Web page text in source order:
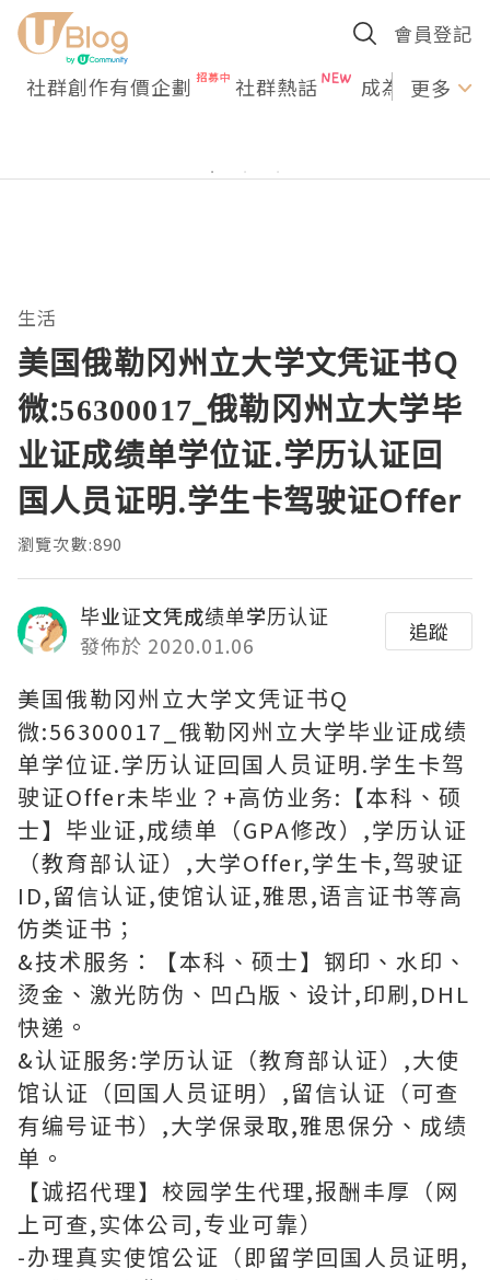
會員登記
社群創作有價企劃 社群熱話 成為U更多
生活
美国俄勒冈州立大学文凭证书Q
微:56300017_俄勒冈州立大学毕
业证成绩单学位证.学历认证回
国人员证明.学生卡驾驶证Offer
瀏覽次數:890
毕业证文凭成绩单学历认证
發佈於 2020.01.06
追蹤
美国俄勒冈州立大学文凭证书Q
微:56300017_俄勒冈州立大学毕业证成绩
单学位证.学历认证回国人员证明.学生卡驾
驶证Offer未毕业？+高仿业务:【本科、硕
士】毕业证,成绩单（GPA修改）,学历认证
（教育部认证）,大学Offer,学生卡,驾驶证
ID,留信认证,使馆认证,雅思,语言证书等高
仿类证书；
&技术服务：【本科、硕士】钢印、水印、
烫金、激光防伪、凹凸版、设计,印刷,DHL
快递。
&认证服务:学历认证（教育部认证）,大使
馆认证（回国人员证明）,留信认证（可查
有编号证书）,大学保录取,雅思保分、成绩
单。
【诚招代理】校园学生代理,报酬丰厚（网
上可查,实体公司,专业可靠）
-办理真实使馆公证（即留学回国人员证明,